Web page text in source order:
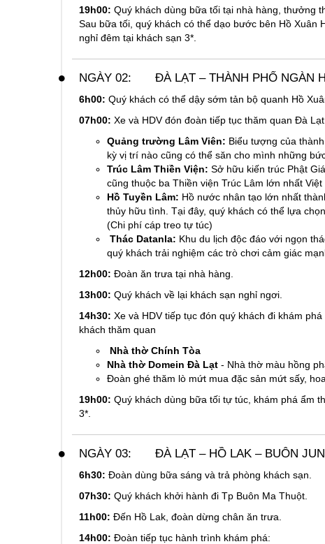
19h00: Quý khách dùng bữa tối tại nhà hàng, thưởng
Sau bữa tối, quý khách có thể dạo bước bên Hồ
nghỉ đêm tại khách sạn 3*.
NGÀY 02: ĐÀ LẠT – THÀNH PHỐ NGÀN
6h00: Quý khách có thể dậy sớm tản bộ quanh Hồ
07h00: Xe và HDV đón đoàn tiếp tục thăm quan Đà
Quảng trường Lâm Viên: Biểu tượng của
kỳ vị trí nào cũng có thể săn cho mình những
Trúc Lâm Thiền Viện: Sở hữu kiến trúc Phật
cũng thuộc ba Thiền viện Trúc Lâm lớn nhất Việt
Hồ Tuyền Lâm: Hồ nước nhân tạo lớn nhất
thủy hữu tình. Tại đây, quý khách có thể lựa
(Chi phí cáp treo tự túc)
Thác Datanla: Khu du lịch độc đáo với ngọn
quý khách trải nghiệm các trò chơi cảm giác
12h00: Đoàn ăn trưa tại nhà hàng.
13h00: Quý khách về lại khách sạn nghỉ ngơi.
14h30: Xe và HDV tiếp tục đón quý khách đi khám
khách thăm quan
Nhà thờ Chính Tòa
Nhà thờ Domein Đà Lạt - Nhà thờ màu hồng
Đoàn ghé thăm lò mứt mua đặc sản mứt sấy,
19h00: Quý khách dùng bữa tối tự túc, khám phá ẩm
3*.
NGÀY 03: ĐÀ LẠT – HỒ LAK – BUÔN
6h30: Đoàn dùng bữa sáng và trả phòng khách sạn.
07h30: Quý khách khởi hành đi Tp Buôn Ma Thuột.
11h00: Đến Hồ Lak, đoàn dừng chân ăn trưa.
14h00: Đoàn tiếp tục hành trình khám phá: